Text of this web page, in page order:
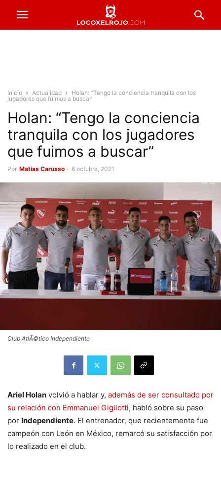
Inicio Actualidad
Holan: “Tengo la conciencia tranquila con los
jugadores que fuimos a buscar”
Holan: “Tengo la conciencia
tranquila con los jugadores
que fuimos a buscar”
Por Matias Carusso - 6 octubre, 2021
Club AtlÃ©tico Independiente
Ariel Holan volvió a hablar y, además de ser consultado por
su relación con Emmanuel Gigliotti, habló sobre su paso
por Independiente. El entrenador, que recientemente fue
campeón con León en México, remarcó su satisfacción por
lo realizado en el club.